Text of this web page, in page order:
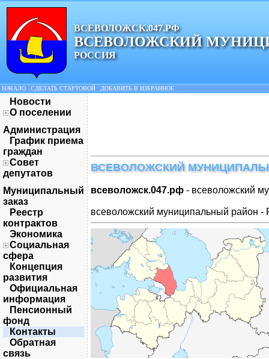
ВСЕВОЛОЖСК.047.РФ
ВСЕВОЛОЖСКИЙ
РОССИЯ
НАЧАЛО СДЕЛАТЬ СТАРТОВОЙ ДОБАВИТЬ В ИЗБРАННОЕ
Новости
О поселении
Администрация
График приема
граждан
Совет
депутатов
Муниципальный
заказ
Реестр
контрактов
Экономика
Социальная
сфера
Концепция
развития
Официальная
информация
Пенсионный
фонд
Контакты
Обратная
связь
ВСЕВОЛОЖСКИЙ
всеволожск.047.рф - всеволожский
всеволожский муниципальный район -